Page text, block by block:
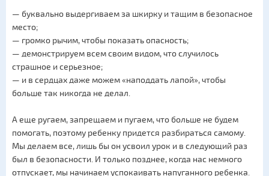
— буквально выдергиваем за шкирку и тащим в безопасное
место;
— громко рычим, чтобы показать опасность;
— демонстрируем всем своим видом, что случилось
страшное и серьезное;
— и в сердцах даже можем «наподдать лапой», чтобы
больше так никогда не делал.
А еще ругаем, запрещаем и пугаем, что больше не будем
помогать, поэтому ребенку придется разбираться самому.
Мы делаем все, лишь бы он усвоил урок и в следующий раз
был в безопасности. И только позднее, когда нас немного
отпускает, мы начинаем успокаивать напуганного ребенка.